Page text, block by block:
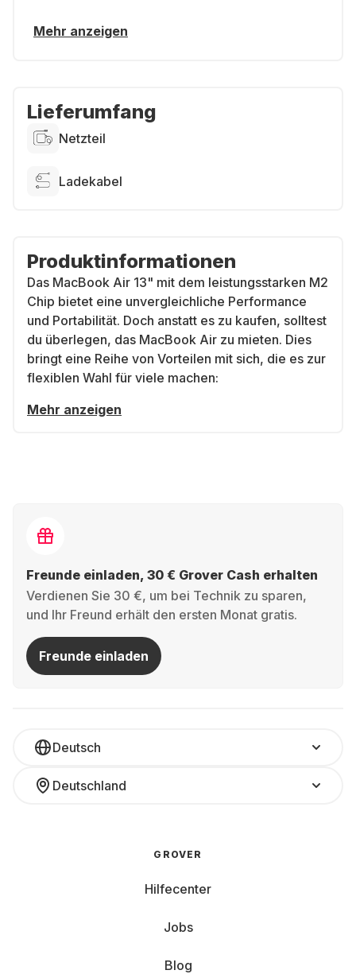
Mehr anzeigen
Lieferumfang
Netzteil
Ladekabel
Produktinformationen
Das MacBook Air 13" mit dem leistungsstarken M2
Chip bietet eine unvergleichliche Performance
und Portabilität. Doch anstatt es zu kaufen, solltest
du überlegen, das MacBook Air zu mieten. Dies
bringt eine Reihe von Vorteilen mit sich, die es zur
flexiblen Wahl für viele machen:
Mehr anzeigen
Freunde einladen, 30 € Grover Cash erhalten
Verdienen Sie 30 €, um bei Technik zu sparen,
und Ihr Freund erhält den ersten Monat gratis.
Freunde einladen
Deutsch
Deutschland
GROVER
Hilfecenter
Jobs
Blog